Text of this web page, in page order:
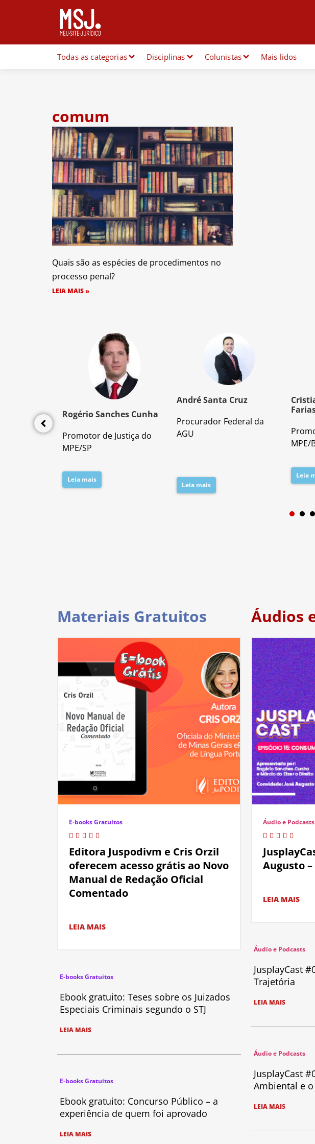
Todas as categorias Disciplinas Colunistas Mais lidos
comum
Quais são as espécies de procedimentos no
processo penal?
LEIA MAIS »
Civil
Rogério Sanches Cunha
Promotor de Justiça do
MPE/SP
Leia mais
André Santa Cruz
Procurador Federal da
AGU
Leia mais
MPE/
Leia
Materiais Gratuitos
E-books Gratuitos
Editora Juspodivm e Cris Orzil
oferecem acesso grátis ao Novo
Manual de Redação Oficial
Comentado
LEIA MAIS
E-books Gratuitos
Ebook gratuito: Teses sobre os Juizados
Especiais Criminais segundo o STJ
LEIA MAIS
E-books Gratuitos
Ebook gratuito: Concurso Público – a
experiência de quem foi aprovado
LEIA MAIS
Áudios
Áudio e Podcasts
Augusto
LEIA MAIS
Áudio e Podcasts
JusplayCast
Trajetória
LEIA MAIS
Áudio e Podcasts
JusplayCast
Ambiental e o
LEIA MAIS